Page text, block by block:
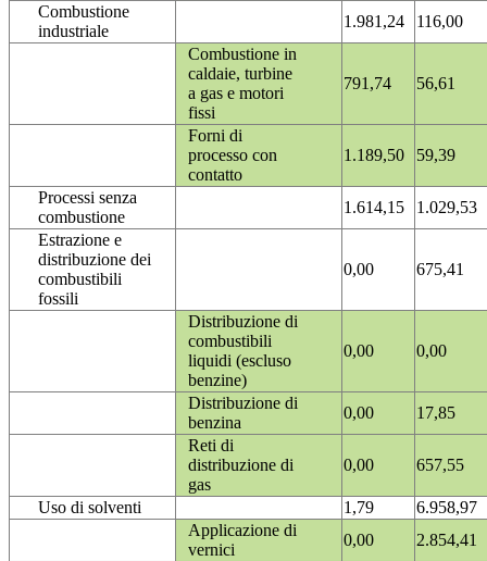
Combustione
industriale
1.981,24
116,00
Combustione in
caldaie, turbine
a gas e motori
fissi
791,74 56,61
Forni di
processo con
contatto
1.189,50 59,39
Processi senza
combustione
1.614,15
1.029,53
Estrazione e
distribuzione dei
combustibili
fossili
0,00 675,41
Distribuzione di
combustibili
liquidi (escluso
benzine)
0,00 0,00
Distribuzione di
benzina
0,00
17,85
Reti di
distribuzione di
gas
0,00 657,55
Uso di solventi 1,79
6.958,97
Applicazione di
vernici
0,00
2.854,41